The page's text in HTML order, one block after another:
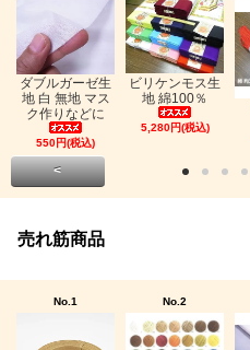
ダブルガーゼ生
地 白 無地 マス
ク作りなどに
550円(税込)
ビリケンモス生
地 綿100％
5,280円(税込)
<
売れ筋商品
No.1 No.2